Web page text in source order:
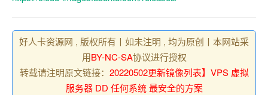
好人卡资源网 , 版权所有丨如未注明 , 均为原创丨本网站采
用BY-NC-SA协议进行授权
转载请注明原文链接： 20220502更新镜像列表】VPS 虚拟
服务器 DD 任何系统 最安全的方案